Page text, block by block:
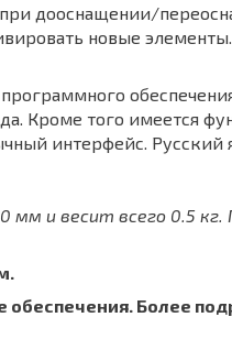
дооснащении/
новые элементы.
программного
Кроме того имеется
интерфейс. Русский
мм и весит всего 0.5
Более